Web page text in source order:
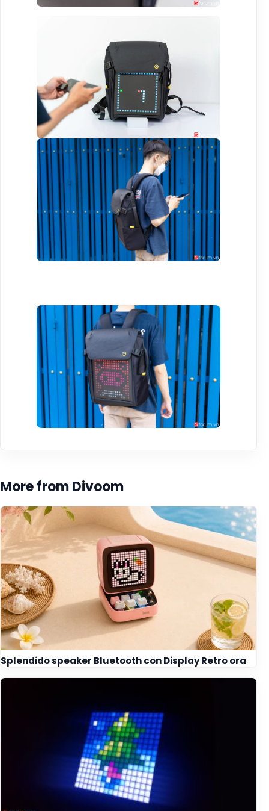
More from Divoom
Splendido speaker Bluetooth con Display Retro ora